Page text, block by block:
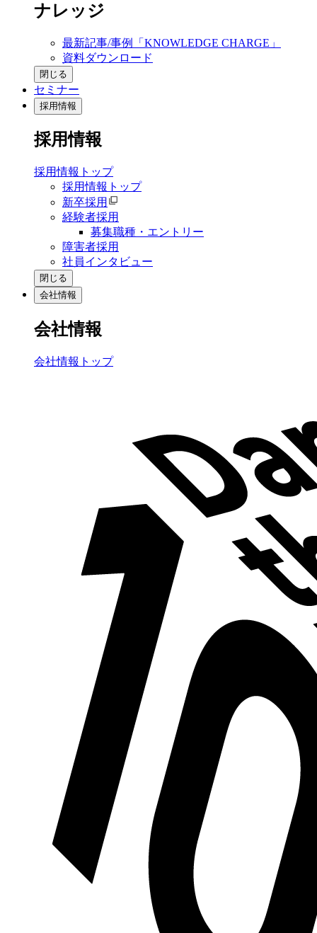
ナレッジ
最新記事/事例「KNOWLEDGE CHARGE」
資料ダウンロード
閉じる
セミナー
採用情報
採用情報
採用情報トップ
採用情報トップ
新卒採用
経験者採用
募集職種・エントリー
障害者採用
社員インタビュー
閉じる
会社情報
会社情報
会社情報トップ